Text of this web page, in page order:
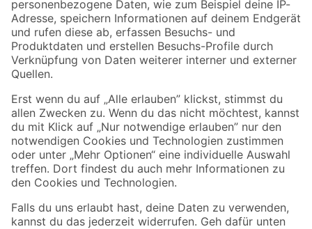
Zahlungsarten Versandarten
Sicher einkaufen
Jetzt die toom-App herunterladen
Alle Preisangaben in EUR inkl. gesetzl. MwSt.. Die dargestellten Angebote sind unter